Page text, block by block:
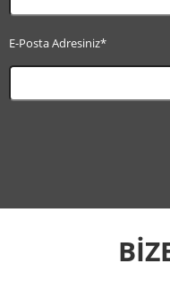
E-Posta Adresiniz*